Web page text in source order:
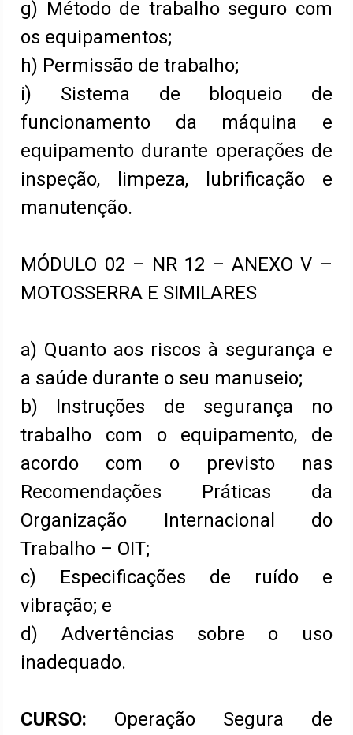
g) Método de trabalho seguro com
os equipamentos;
h) Permissão de trabalho;
i) Sistema de bloqueio de
funcionamento da máquina e
equipamento durante operações de
inspeção, limpeza, lubrificação e
manutenção.
MÓDULO 02 – NR 12 – ANEXO V –
MOTOSSERRA E SIMILARES
a) Quanto aos riscos à segurança e
a saúde durante o seu manuseio;
b) Instruções de segurança no
trabalho com o equipamento, de
acordo com o previsto nas
Recomendações Práticas da
Organização Internacional do
Trabalho – OIT;
c) Especificações de ruído e
vibração; e
d) Advertências sobre o uso
inadequado.
CURSO: Operação Segura de